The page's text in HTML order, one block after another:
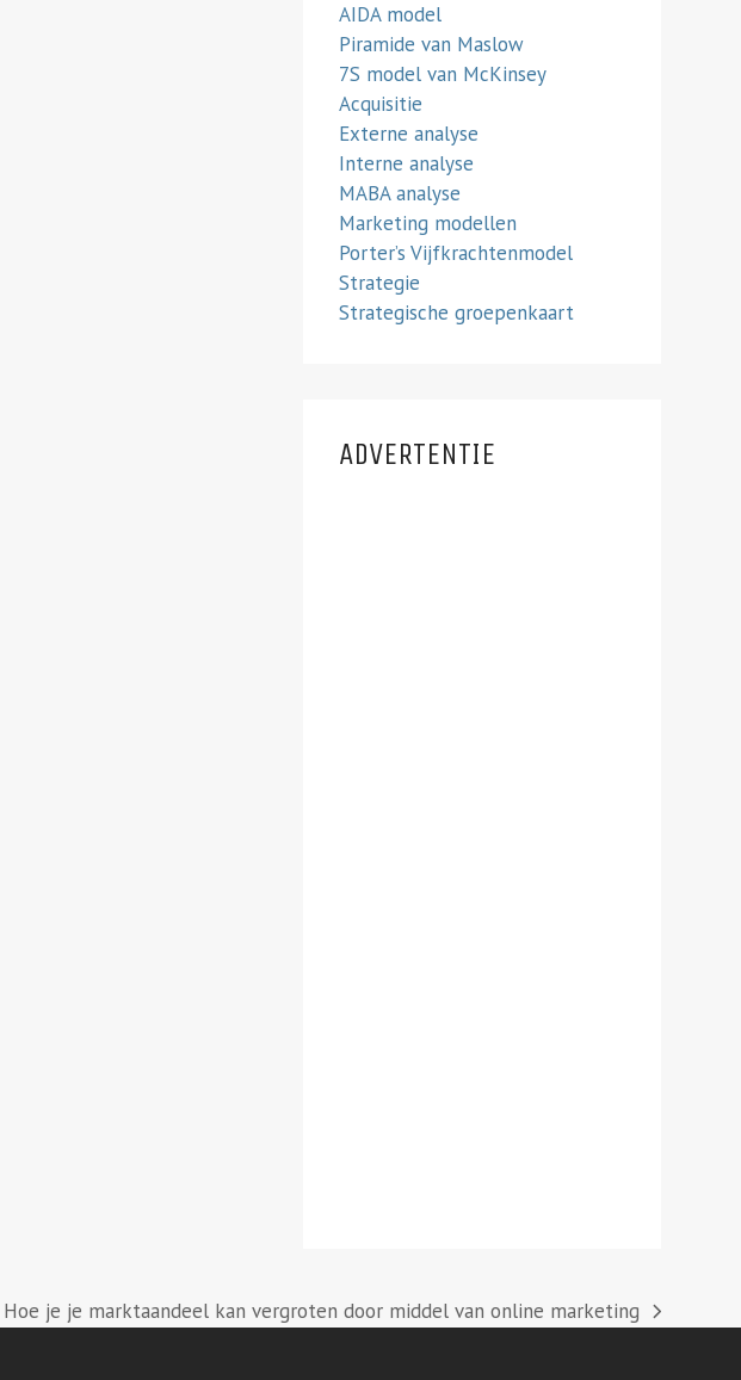
AIDA model
Piramide van Maslow
7S model van McKinsey
Acquisitie
Externe analyse
Interne analyse
MABA analyse
Marketing modellen
Porter’s Vijfkrachtenmodel
Strategie
Strategische groepenkaart
ADVERTENTIE
next
Hoe je je marktaandeel kan vergroten door middel van online marketing